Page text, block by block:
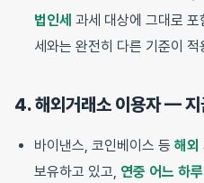
법인세 과세 대상에 그대로
세와는 완전히 다른 기준이 적
4. 해외거래소 이용자 — 지
바이낸스, 코인베이스 등 해외
보유하고 있고, 연중 어느 하